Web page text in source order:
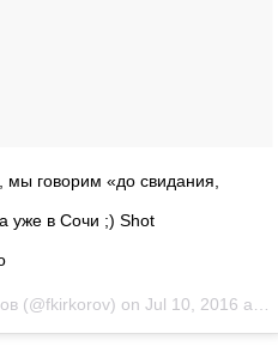
говорим «до свидания,
уже в Сочи ;) Shot
(@fkirkorov) on Jul 10, 2016 at 10:52am PDT